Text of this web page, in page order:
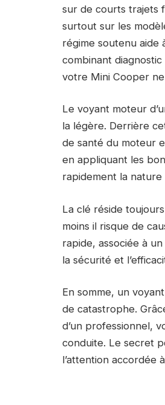
sur de courts trajets
surtout sur les
régime soutenu aide
combinant
votre Mini Cooper ne
Le voyant moteur
la légère. Derrière
de santé du moteur
en appliquant les
rapidement la
La clé réside
moins il risque de
rapide, associée à
la sécurité et
En somme, un
de catastrophe.
d’un professionnel,
conduite. Le secret
l’attention accordée